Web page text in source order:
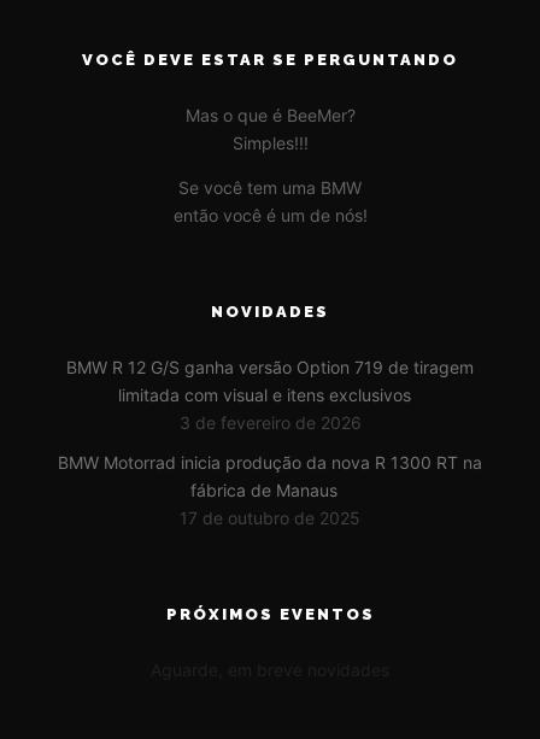
VOCÊ DEVE ESTAR SE PERGUNTANDO
Mas o que é BeeMer?
Simples!!!
Se você tem uma BMW
então você é um de nós!
NOVIDADES
BMW R 12 G/S ganha versão Option 719 de tiragem
limitada com visual e itens exclusivos
3 de fevereiro de 2026
BMW Motorrad inicia produção da nova R 1300 RT na
fábrica de Manaus
17 de outubro de 2025
PRÓXIMOS EVENTOS